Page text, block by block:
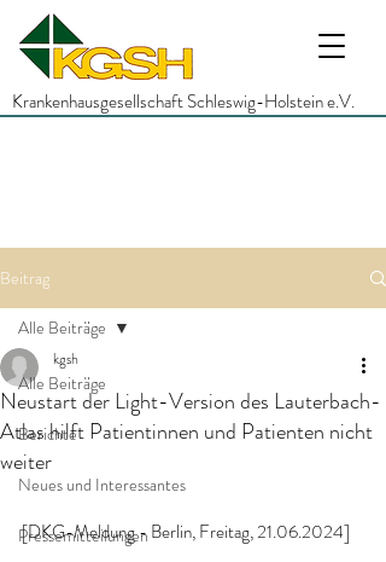
Krankenhausgesellschaft Schleswig-Holstein e.V.
Beitrag
Alle Beiträge
Berichte
Neues und Interessantes
Pressemitteilungen
Alle Beiträge
Neustart der Light-Version des Lauterbach-
Atlas hilft Patientinnen und Patienten nicht
weiter
kgsh
[DKG-Meldung - Berlin, Freitag, 21.06.2024]